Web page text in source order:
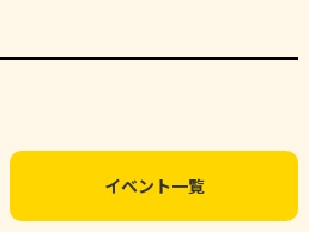
イベント一覧